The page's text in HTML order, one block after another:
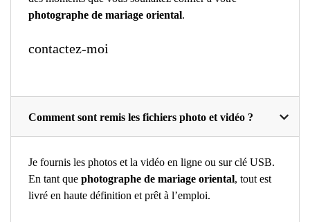
photographe de mariage oriental.
contactez-moi
Comment sont remis les fichiers photo et vidéo ?
Je fournis les photos et la vidéo en ligne ou sur clé USB.
En tant que photographe de mariage oriental, tout est
livré en haute définition et prêt à l’emploi.